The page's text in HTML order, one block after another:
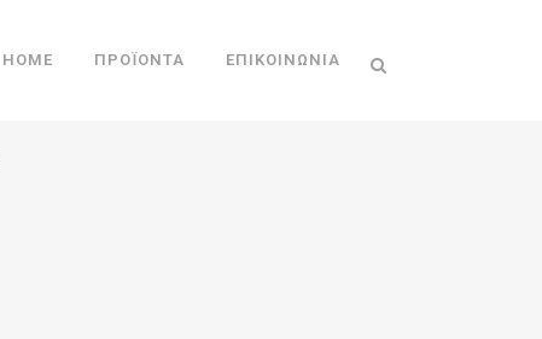
HOME ΠΡΟΪΌΝΤΑ ΕΠΙΚΟΙΝΩΝΊΑ